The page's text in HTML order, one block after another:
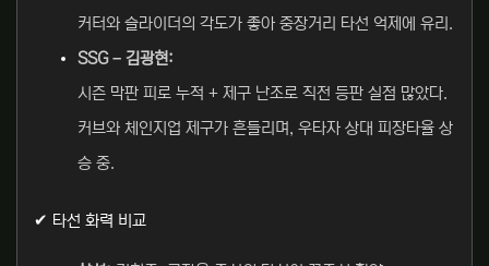
커터와 슬라이더의 각도가 좋아 중장거리 타선 억제에 유리.
SSG – 김광현:
시즌 막판 피로 누적 + 제구 난조로 직전 등판 실점 많았다.
커브와 체인지업 제구가 흔들리며, 우타자 상대 피장타율 상
승 중.
✔ 타선 화력 비교